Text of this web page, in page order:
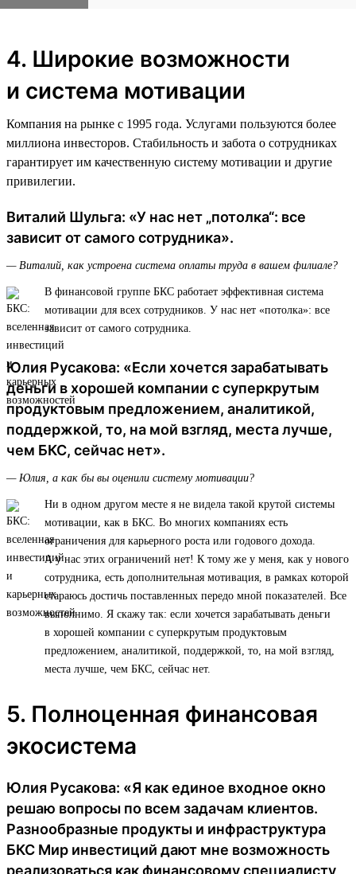
4. Широкие возможности
и система мотивации
Компания на рынке с 1995 года. Услугами пользуются более
миллиона инвесторов. Стабильность и забота о сотрудниках
гарантирует им качественную систему мотивации и другие
привилегии.
Виталий Шульга: «У нас нет „потолка“: все
зависит от самого сотрудника».
— Виталий, как устроена система оплаты труда в вашем филиале?
В финансовой группе БКС работает эффективная система
мотивации для всех сотрудников. У нас нет «потолка»: все
зависит от самого сотрудника.
Юлия Русакова: «Если хочется зарабатывать
деньги в хорошей компании с суперкрутым
продуктовым предложением, аналитикой,
поддержкой, то, на мой взгляд, места лучше,
чем БКС, сейчас нет».
— Юлия, а как бы вы оценили систему мотивации?
Ни в одном другом месте я не видела такой крутой системы
мотивации, как в БКС. Во многих компаниях есть
ограничения для карьерного роста или годового дохода.
А у нас этих ограничений нет! К тому же у меня, как у нового
сотрудника, есть дополнительная мотивация, в рамках которой
стараюсь достичь поставленных передо мной показателей. Все
выполнимо. Я скажу так: если хочется зарабатывать деньги
в хорошей компании с суперкрутым продуктовым
предложением, аналитикой, поддержкой, то, на мой взгляд,
места лучше, чем БКС, сейчас нет.
5. Полноценная финансовая
экосистема
Юлия Русакова: «Я как единое входное окно
решаю вопросы по всем задачам клиентов.
Разнообразные продукты и инфраструктура
БКС Мир инвестиций дают мне возможность
реализоваться как финансовому специалисту